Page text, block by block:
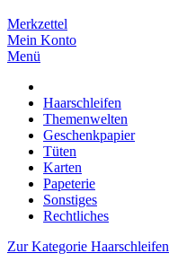
Merkzettel
Mein Konto
Menü
Haarschleifen
Themenwelten
Geschenkpapier
Tüten
Karten
Papeterie
Sonstiges
Rechtliches
Zur Kategorie Haarschleifen